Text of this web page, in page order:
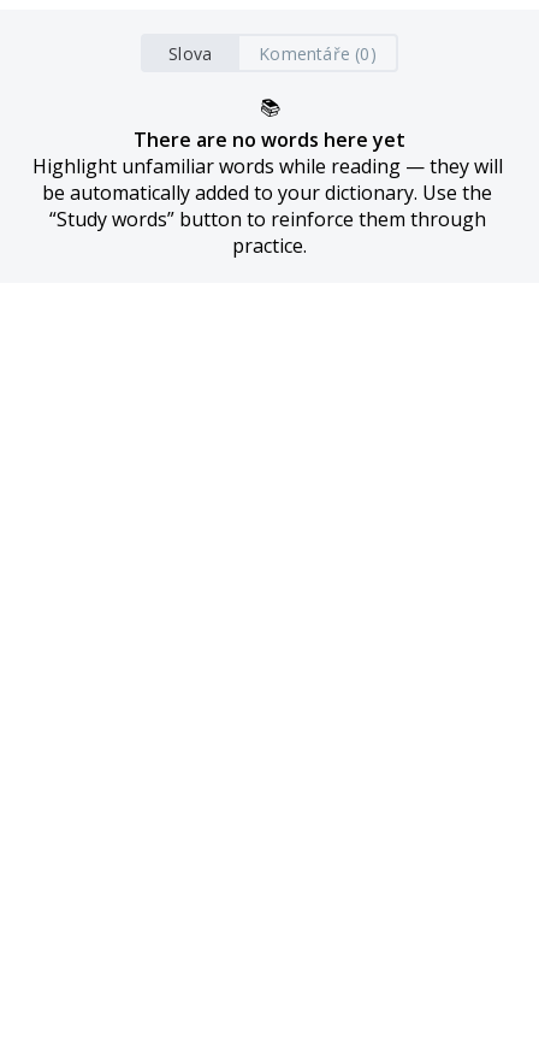
Slova Komentáře (0)
📚
There are no words here yet
Highlight unfamiliar words while reading — they will
be automatically added to your dictionary. Use the
“Study words” button to reinforce them through
practice.